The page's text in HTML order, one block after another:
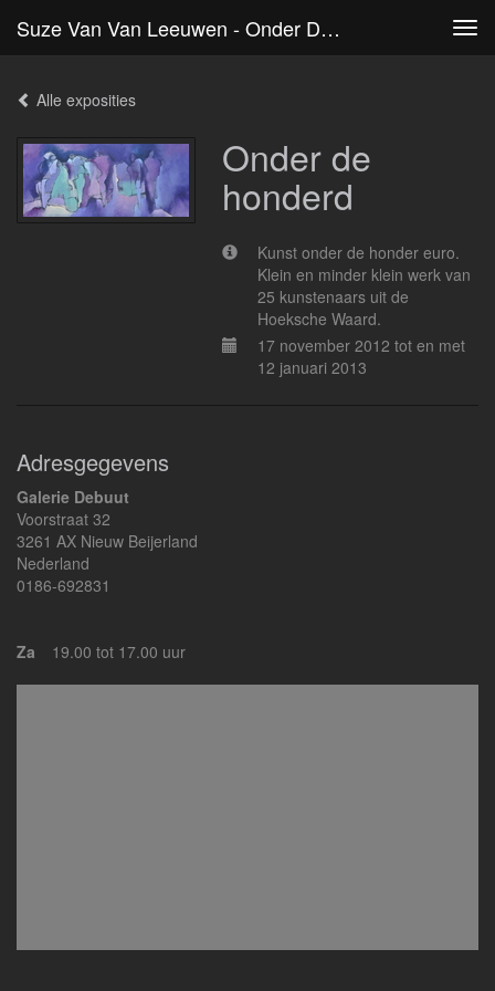
Suze Van Van Leeuwen - Onder De Honderd
Alle exposities
Onder de
honderd
Kunst onder de honder euro.
Klein en minder klein werk van
25 kunstenaars uit de
Hoeksche Waard.
17 november 2012 tot en met
12 januari 2013
Adresgegevens
Galerie Debuut
Voorstraat 32
3261 AX Nieuw Beijerland
Nederland
0186-692831
Za 19.00 tot 17.00 uur